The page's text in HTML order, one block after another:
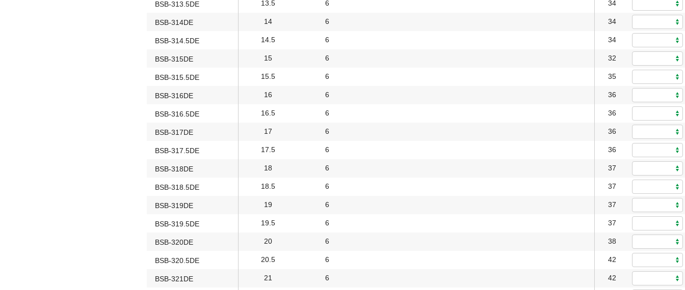
BSB-313.5DE 13.5 6 34
BSB-314DE 14 6 34
BSB-314.5DE 14.5 6 34
BSB-315DE 15 6 32
BSB-315.5DE 15.5 6 35
BSB-316DE 16 6 36
BSB-316.5DE 16.5 6 36
BSB-317DE 17 6 36
BSB-317.5DE 17.5 6 36
BSB-318DE 18 6 37
BSB-318.5DE 18.5 6 37
BSB-319DE 19 6 37
BSB-319.5DE 19.5 6 37
BSB-320DE 20 6 38
BSB-320.5DE 20.5 6 42
BSB-321DE 21 6 42